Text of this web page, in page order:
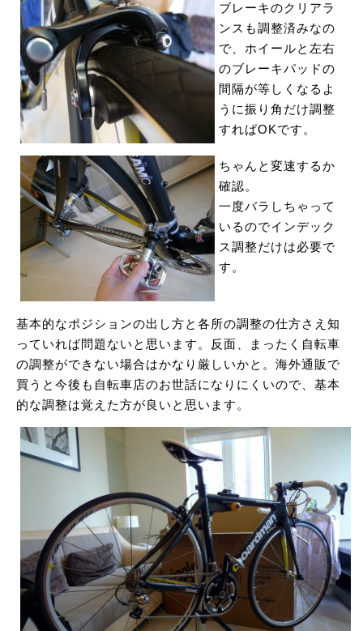
ブレーキのクリアラ
ンスも調整済みなの
で、ホイールと左右
のブレーキパッドの
間隔が等しくなるよ
うに振り角だけ調整
すればOKです。
ちゃんと変速するか
確認。
一度バラしちゃって
いるのでインデック
ス調整だけは必要で
す。
基本的なポジションの出し方と各所の調整の仕方さえ知
っていれば問題ないと思います。反面、まったく自転車
の調整ができない場合はかなり厳しいかと。海外通販で
買うと今後も自転車店のお世話になりにくいので、基本
的な調整は覚えた方が良いと思います。